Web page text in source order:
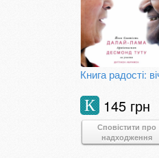
145 грн
К
Сповістити про
надходження